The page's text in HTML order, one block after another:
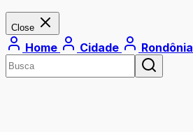
Close
Home Cidade Rondônia